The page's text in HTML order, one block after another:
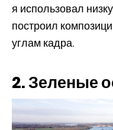
я использовал
построил
углам кадра.
2. Зеленые